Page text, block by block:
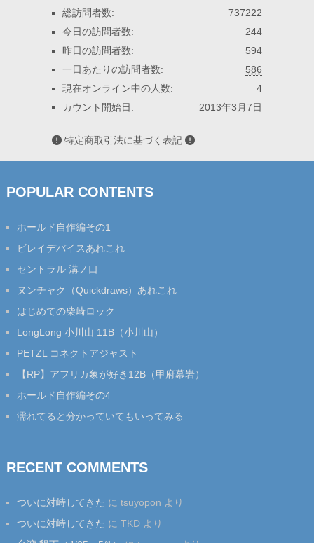
737222
総訪問者数:
244
今日の訪問者数:
594
昨日の訪問者数:
586
一日あたりの訪問者数:
4
現在オンライン中の人数:
2013年3月7日
カウント開始日:
特定商取引法に基づく表記
POPULAR CONTENTS
ホールド自作編その1
ビレイデバイスあれこれ
セントラル 溝ノ口
ヌンチャク（Quickdraws）あれこれ
はじめての柴崎ロック
LongLong 小川山 11B（小川山）
PETZL コネクトアジャスト
【RP】アフリカ象が好き12B（甲府幕岩）
ホールド自作編その4
濡れてると分かっていてもいってみる
RECENT COMMENTS
ついに対峙してきた に tsuyopon より
ついに対峙してきた に TKDより